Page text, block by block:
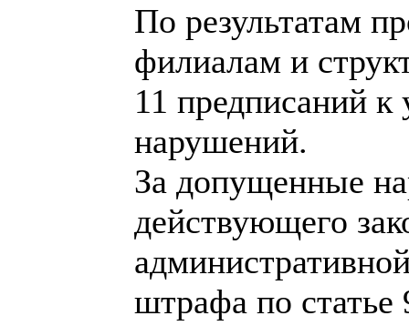
По результатам
филиалам и
11 предписаний
нарушений.
За допущенные
действующего
штрафа по статье